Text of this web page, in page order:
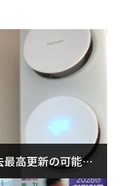
高更新の可能性